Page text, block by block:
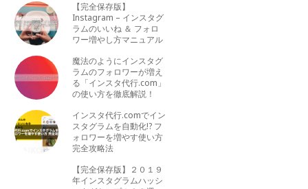
【完全保存版】
Instagram – インスタグ
ラムのいいね ＆ フォロ
ワー増やし方マニュアル
魔法のようにインスタグ
ラムのフォロワーが増え
る「インスタ代行.com」
の使い方を徹底解説！
インスタ代行.comでイン
スタグラムを自動化!? フ
ォロワーを増やす使い方
完全攻略法
【完全保存版】２０１９
年インスタグラムハッシ